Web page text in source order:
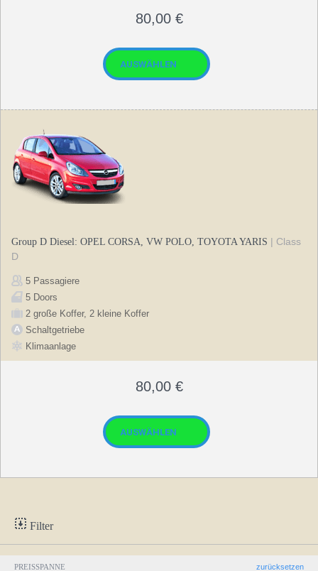
80,00€
Group D Diesel: OPEL CORSA, VW POLO, TOYOTA YARIS | Class
D
5 Passagiere
5 Doors
2 große Koffer, 2 kleine Koffer
Schaltgetriebe
Klimaanlage
80,00€
Filter
PREISSPANNE zurücksetzen